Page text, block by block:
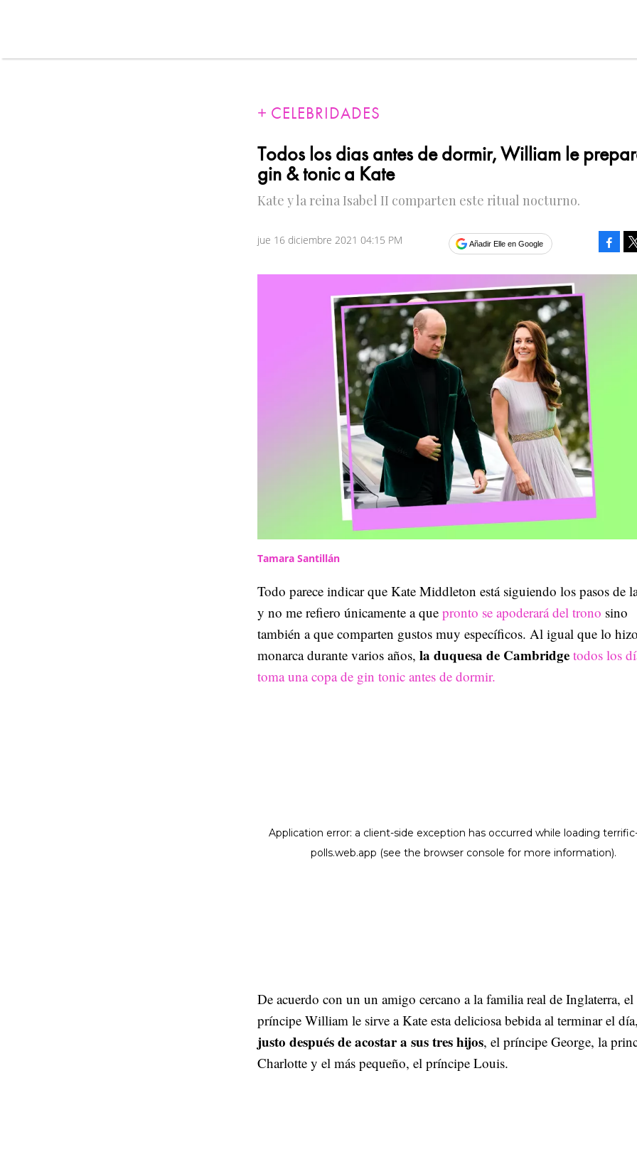
CELEBRIDADES
Todos los dias antes de dormir, William le
gin & tonic a Kate
Kate y la reina Isabel II comparten este ritual nocturno.
jue 16 diciembre 2021 04:15 PM Añadir Elle en Google
Tamara Santillán
Todo parece indicar que Kate Middleton está siguiendo los pasos de
y no me refiero únicamente a que pronto se apoderará del trono sino
también a que comparten gustos muy específicos. Al igual que lo
monarca durante varios años, la duquesa de Cambridge todos los
toma una copa de gin tonic antes de dormir.
De acuerdo con un un amigo cercano a la familia real de Inglaterra, el
príncipe William le sirve a Kate esta deliciosa bebida al terminar el día,
justo después de acostar a sus tres hijos, el príncipe George, la
Charlotte y el más pequeño, el príncipe Louis.